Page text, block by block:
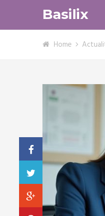
Basilix
Home